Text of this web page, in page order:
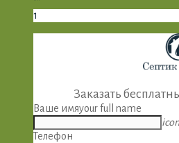
1
Заказать
Ваше имяyour full name
Телефон